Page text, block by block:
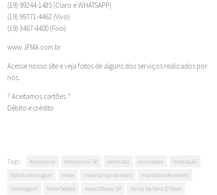
(19) 99244-1485 (Claro e WHATSAPP)
(19) 99771-4462 (Vivo)
(19) 3467-4400 (Fixo)
www.JFMA.com.br
Acesse nosso site e veja fotos de alguns dos serviços realizados por
nós.
? Aceitamos cartões ?
Débito e crédito
Tags: Americana Americana-SP eletricista encanador
instalação
Marido de aluguel
mesa mesa tampo de vidro
montador de móveis
montagem
Nova Odessa Nova Odessa-SP
Santa bárbara D'Oeste